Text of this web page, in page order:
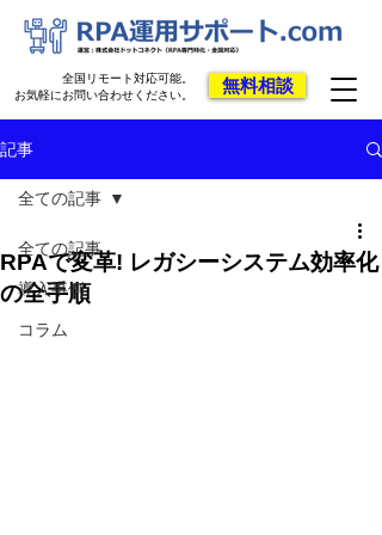
無料相談
全国リモート対応可能。
お気軽にお問い合わせください。
記事
全ての記事
導入事例
コラム
全ての記事
RPAで変革! レガシーシステム効率化
の全手順